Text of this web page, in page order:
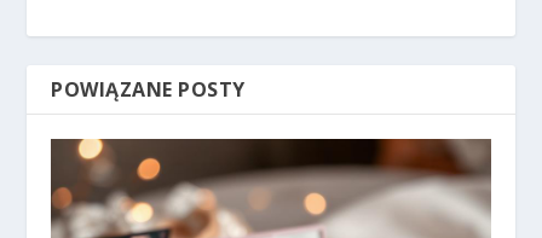
POWIĄZANE POSTY